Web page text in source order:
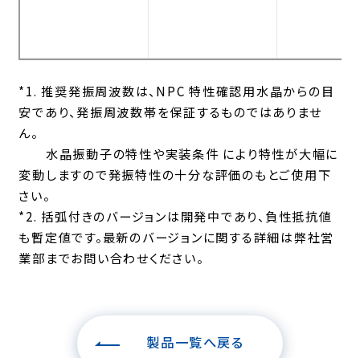
*1. 推奨発振周波数は、NPC 特性確認用水晶からの目
安であり、発振周波数帯を保証するものではありませ
ん。
水晶振動子の特性や実装条件 により特性が大幅に
変動しますので発振特性の十分な評価のもとご使用下
さい。
*2. 括弧付きのバージョンは開発中であり、負性抵抗値
も暫定値です。最新のバージョンに関する詳細は弊社営
業部までお問い合わせください。
製品一覧へ戻る